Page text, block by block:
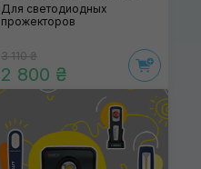
Для светодиодных
прожекторов
3 110 ₴
2 800 ₴